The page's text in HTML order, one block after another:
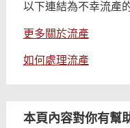
以下連結為不幸流產
更多關於流產
如何處理流產
本頁內容對你有幫